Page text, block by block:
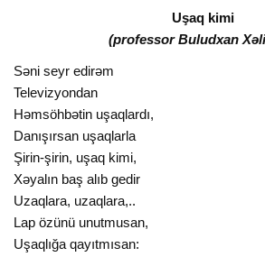
Uşaq kimi
(professor Buludxan
Səni seyr edirəm
Televizyondan
Həmsöhbətin uşaqlardı,
Danışırsan uşaqlarla
Şirin-şirin, uşaq kimi,
Xəyalın baş alıb gedir
Uzaqlara, uzaqlara,..
Lap özünü unutmusan,
Uşaqlığa qayıtmısan: